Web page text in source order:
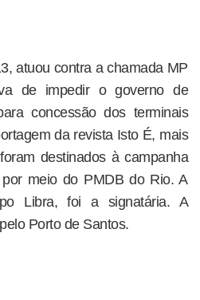
atuou contra a chamada MP
de impedir o governo de
concessão dos terminais
da revista Isto É, mais
destinados à campanha
meio do PMDB do Rio. A
Libra, foi a signatária. A
Porto de Santos.